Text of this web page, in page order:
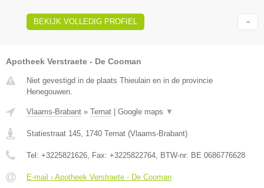
BEKIJK VOLLEDIG PROFIEL
Apotheek Verstraete - De Cooman
Niet gevestigd in de plaats Thieulain en in de provincie
Henegouwen.
Vlaams-Brabant » Ternat | Google maps ▼
Statiestraat 145 1740 Ternat (Vlaams-Brabant)
Tel: +3225821626 , Fax: +3225822764 , BTW-nr: BE 0686776628
E-mail › Apotheek Verstraete - De Cooman